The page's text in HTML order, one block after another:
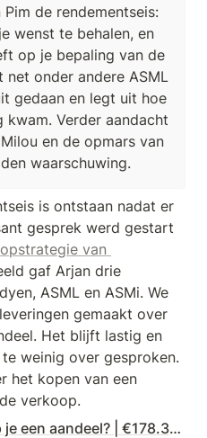
de rendementseis:
wenst te behalen, en
op je bepaling van de
net onder andere ASML
gedaan en legt uit hoe
Verder aandacht
en de opmars van
waarschuwing.
is ontstaan nadat er
gesprek werd gestart
van
gaf Arjan drie
ASML en ASMi. We
gemaakt over
Het blijft lastig en
weinig over gesproken.
het kopen van een
verkoop.
30. Wanneer verkoop je een aandeel? | €178.300